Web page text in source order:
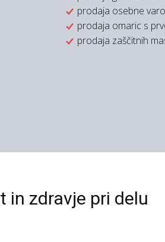
prodaja osebne
prodaja omaric s
prodaja zaščitnih
in zdravje pri delu